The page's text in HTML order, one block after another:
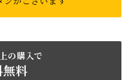
の購入で
料